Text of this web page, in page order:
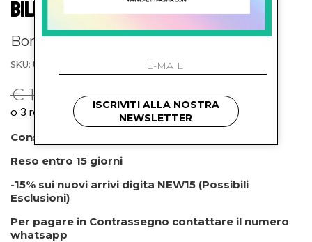
BILLIEBLUSH KIDS
Borsone in teddy
SKU: U21490121
€ 107.00 -58.9% € 44.00
Consegna prevista entro 72 ore
Reso entro 15 giorni
-15% sui nuovi arrivi digita NEW15 (Possibili
Esclusioni)
Per pagare in Contrassegno contattare il numero
whatsapp
ISCRIVITI ALLA NOSTRA
NEWSLETTER